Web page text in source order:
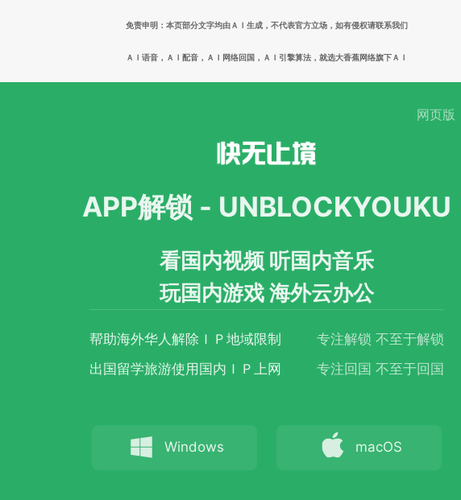
免责申明：本页部分文字均由ＡＩ生成，不代表官方立场，如有侵权请联系我们
ＡＩ语音，ＡＩ配音，ＡＩ网络回国，ＡＩ引擎算法，就选大香蕉网络旗下ＡＩ
APP解锁 - UNBLOCKYOUKU
看国内视频 听国内音乐
玩国内游戏 海外云办公
帮助海外华人解除ＩＰ地域限制
专注解锁 不至于解锁
出国留学旅游使用国内ＩＰ上网
专注回国 不至于回国
Windows macOS
网页版